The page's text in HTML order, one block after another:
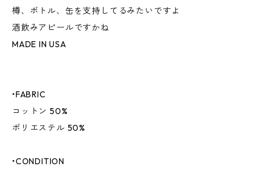
樽、ボトル、缶を支持してるみたいですよ
酒飲みアピールですかね
MADE IN USA
•FABRIC
コットン 50%
ポリエステル 50%
•CONDITION